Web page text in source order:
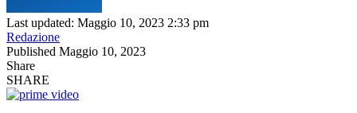
Last updated: Maggio 10, 2023 2:33 pm
Redazione
Published Maggio 10, 2023
Share
SHARE